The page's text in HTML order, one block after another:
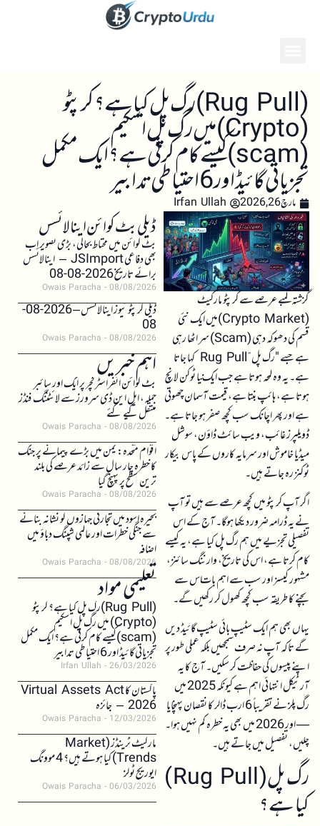
(Rug Pull)رگ پل کیا ہے؟ کرپٹو
(Crypto) میں رگ پل اسکیم
(scam)کیسے کام کرتی ہے؟ ایک مکمل
تجزیاتی گائیڈ اور 6 احتیاطی تدابیر
مارچ 26, 2026 Irfan Ullah
گزشتہ لمبے عرصے سے کرپٹو مارکیٹ
(Crypto Market)میں ایک نئی
قسم کی دھوکہ دہی (Scam) سر اٹھا رہی
ہے جسے "رگ پل”
RugPull کہا جاتا
ہے۔ یہ وہ لمحہ ہوتا ہے جب ایک نیا ٹوکن لانچ
ہوتا ہے، ہائپ بنتا ہے، قیمت آسمان چھوتی
ہے اور پھر اچانک سب کچھ صفر ہو جاتا ہے۔
ڈویلپرز غائب، ویب سائٹ ڈاؤن، سوشل
میڈیا خاموش اور سرمایہ کاروں کے پاس بیکار
ٹوکنز رہ جاتے ہیں۔
اگر آپ کرپٹو میں کچھ عرصے سے ہیں تو آپ
نے یہ ڈرامہ ضرور دیکھا ہوگا۔ آج کے اس
تفصیلی تجزیے میں ہم رگ پل کیا ہے، یہ کیسے
کام کرتا ہے، اس کی تاریخ، وارننگ سائنز،
مشہور کیسز اور سب سے اہم بات اس سے
بچنے کا طریقہ سب کچھ کھول کر رکھیں گے۔
یہاں بھی ہم ایک سٹیپ بائی سٹیپ گائیڈ دیں
گے تاکہ آپ نہ صرف سمجھیں بلکہ عملی طور پر
اپنے پیسوں کی حفاظت کر سکیں۔ آج کا یہ
آرٹیکل انتہائی اہم ہے کیونکہ 2025 میں
رگ پلز نے تقریباً 6 ارب ڈالر کا نقصان پہنچایا
— اور 2026 میں بھی یہ خطرہ کم نہیں ہوا۔
چلیں، تفصیل میں جاتے ہیں۔
رگ پل( Rug Pull )
کیا ہے؟
ڈیلی بٹ کوائن اینالائسس
بٹ کوائن میں محتاط بحالی، بڑی تصویر اب
بھی دفاعی JSImport – اینالائسس
برائے تاریخ 2026-08-08
Owais Paracha 08/08/2026
ڈیلی کرپٹو نیوز اینالائسس – 2026-08-
08
Owais Paracha 08/08/2026
اہم خبریں
بٹ کوائن انفراسٹرکچر پر ایک اور سائبر
حملہ، ایل این ڈی سرورز سے لائٹننگ فنڈز
منتقل کیے گئے
Owais Paracha 08/08/2026
اقوام متحدہ: یمن میں بڑے پیمانے پر جنگ
کا خطرہ چار سال سے زائد عرصے کی بلند
ترین سطح پر پہنچ گیا
Owais Paracha 08/08/2026
بحیرہ اسود میں تجارتی جہازوں کو نشانہ بنانے
سے جنگی خطرات اور عالمی شپنگ دباؤ میں
اضافہ
Owais Paracha 08/08/2026
تعلیمی مواد(Rug Pull)رگ پل کیا ہے؟ کرپٹو
(Crypto) میں رگ پل اسکیم
(scam)کیسے کام کرتی ہے؟ ایک مکمل
تجزیاتی گائیڈ اور 6 احتیاطی تدابیر
Irfan Ullah 26/03/2026
پاکستان کا Virtual Assets Act
2026 – جائزہ
Owais Paracha 12/03/2026
مارکیٹ ٹرینڈز (Market
Trends) کیا ہوتے ہیں؟ 4 موونگ
ایوریج ٹولز
Owais Paracha 06/03/2026